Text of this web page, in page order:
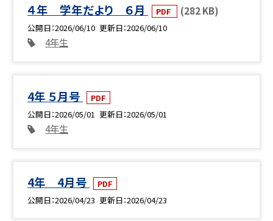
４年 学年だより ６月 PDF (282 KB)
公開日 2026/06/10 更新日 2026/06/10
4年生
4年 ５月号
PDF
公開日 2026/05/01 更新日 2026/05/01
4年生
4年 4月号
PDF
公開日 2026/04/23 更新日 2026/04/23